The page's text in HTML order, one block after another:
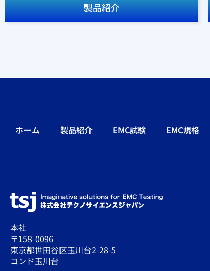
製品紹介
ホーム 製品紹介 EMC試験 EMC規格
本社
〒158-0096
東京都世田谷区玉川台2-28-5
コンド玉川台